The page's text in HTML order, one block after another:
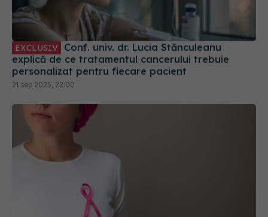
EXCLUSIV
explică de ce tratamentul cancerului trebuie
personalizat pentru fiecare pacient
21 sep 2025, 22:00